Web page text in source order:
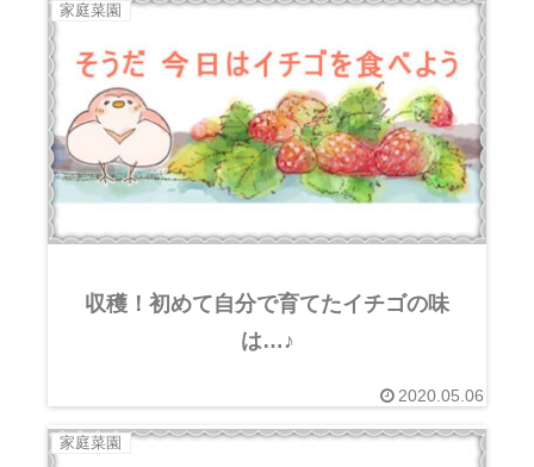
家庭菜園
収穫！初めて自分で育てたイチゴの味
は…♪
2020.05.06
家庭菜園